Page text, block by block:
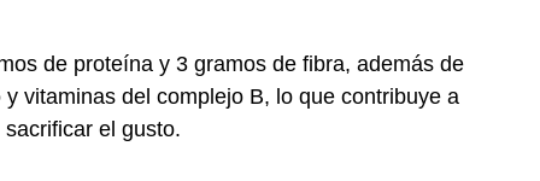
de proteína y 3 gramos de fibra, además de
vitaminas del complejo B, lo que contribuye a
el gusto.